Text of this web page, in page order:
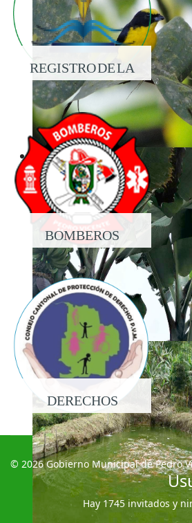
REGISTRO DE LA
PROPIEDAD
BOMBEROS
DERECHOS
© 2026 Gobierno Municipal de Pedro
Hay 1745 invitados y